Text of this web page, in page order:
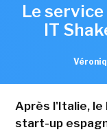
Le
IT
Après l'Italie, le
start-up